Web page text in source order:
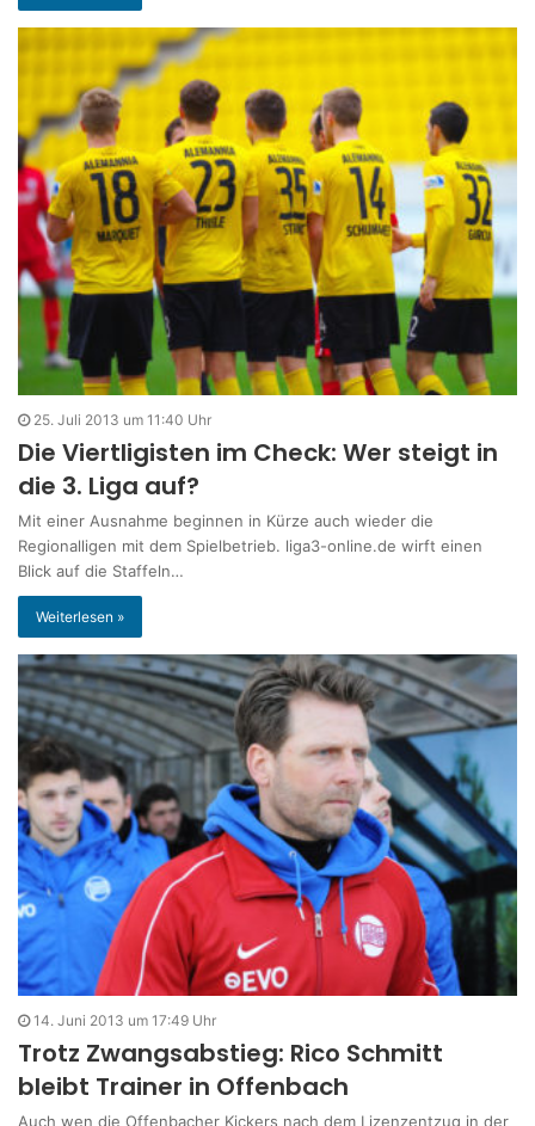
25. Juli 2013 um 11:40 Uhr
Die Viertligisten im Check: Wer steigt in
die 3. Liga auf?
Mit einer Ausnahme beginnen in Kürze auch wieder die
Regionalligen mit dem Spielbetrieb. liga3-online.de wirft einen
Blick auf die Staffeln…
Weiterlesen »
14. Juni 2013 um 17:49 Uhr
Trotz Zwangsabstieg: Rico Schmitt
bleibt Trainer in Offenbach
Auch wen die Offenbacher Kickers nach dem Lizenzentzug in der